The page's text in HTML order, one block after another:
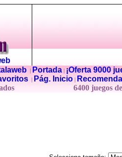
| Portada|
¡Oferta 9000
Pág. Inicio
6400 juegos